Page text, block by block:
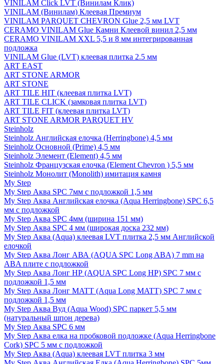
VINILAM Click LVT (Винилам Клик)
VINILAM (Винилам) Клеевая Премиум
VINILAM PARQUET CHEVRON Glue 2,5 мм LVT
CERAMO VINILAM Glue Камни Клеевой винил 2,5 мм
CERAMO VINILAM XXL 5,5 и 8 мм интегрированная
подложка
VINILAM Glue (LVT) клеевая плитка 2.5 мм
ART EAST
ART STONE ARMOR
ART STONE
ART TILE HIT (клеевая плитка LVT)
ART TILE CLICK (замковая плитка LVT)
ART TILE FIT (клеевая плитка LVT)
ART STONE ARMOR PARQUET HV
Steinholz
Steinholz Английская елочка (Herringbone) 4,5 мм
Steinholz Основной (Prime) 4,5 мм
Steinholz Элемент (Element) 4,5 мм
Steinholz Французская елочка (Element Chevron ) 5,5 мм
Steinholz Монолит (Monolith) имитация камня
My Step
My Step Аква SPC 7мм c подложкой 1,5 мм
My Step Аква Английская елочка (Aqua Herringbone) SPC 6,5
мм с подложкой
My Step Аква SPC 4мм (ширина 151 мм)
My Step Аква SPC 4 мм (широкая доска 232 мм)
My Step Аква (Aqua) клеевая LVT плитка 2,5 мм Английской
елочкой
My Step Аква Лонг АВА (AQUA SPC Long ABA) 7 mm на
ABA плите с подложкой
My Step Аква Лонг НР (AQUA SPC Long HP) SPC 7 мм с
подложкой 1,5 мм
My Step Аква Лонг MATT (Aqua Long MATT) SPC 7 мм с
подложкой 1,5 мм
My Step Аква Вуд (Aqua Wood) SPC паркет 5,5 мм
(натуральный шпон дерева)
My Step Аква SPC 6 мм
My Step Аква елка на пробковой подложке (Aqua Herringbone
Cork) SPC 5 мм с подложкой
My Step Аква (Aqua) клеевая LVT плитка 3 мм